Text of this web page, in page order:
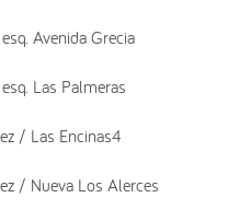
Avenida Grecia
Las Palmeras
/ Las Encinas4
/ Nueva Los Alerces